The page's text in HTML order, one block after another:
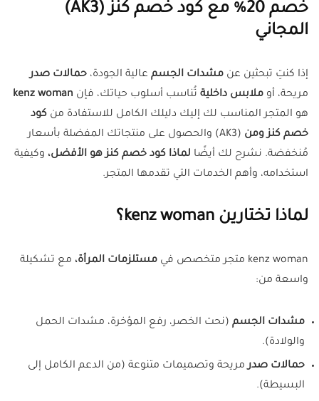
خصم 20% مع كود خصم كنز (AK3)
المجاني
إذا كنتِ تبحثين عن مشدات الجسم عالية الجودة، حمالات صدر
مريحة، أو ملابس داخلية تُناسب أسلوب حياتك، فإن kenz woman
هو المتجر المناسب لك إليك دليلك الكامل للاستفادة من كود
خصم كنز ومن
(AK3) والحصول على منتجاتك المفضلة بأسعار
مُنخفضة. نشرح لك أيضًا لماذا كود خصم كنز هو الأفضل، وكيفية
استخدامه، وأهم الخدمات التي تقدمها المتجر.
لماذا تختارين kenz woman؟
kenz woman متجر متخصص في مستلزمات المرأة، مع تشكيلة
واسعة من:
مشدات الجسم (نحت الخصر، رفع المؤخرة، مشدات الحمل
والولادة).
حمالات صدرمريحة وتصميمات متنوعة (من الدعم الكامل إلى
البسيطة).